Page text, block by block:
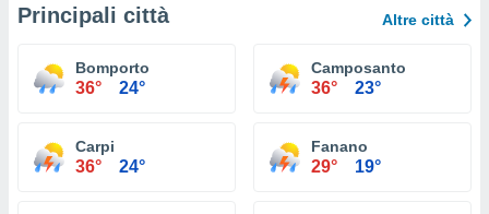
Principali città Altre città
Bomporto
36° 24°
Camposanto
36° 23°
Carpi
36° 24°
Fanano
29° 19°